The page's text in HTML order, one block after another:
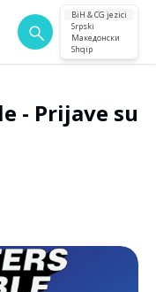
BiH & CG jezici
Srpski
Македонски
Shqip
- Prijave su